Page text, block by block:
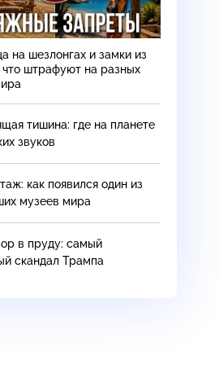
на шезлонгах и замки из
что штрафуют на разных
тишина: где на планете
звуков
как появился один из
музеев мира
в пруду: самый
скандал Трампа